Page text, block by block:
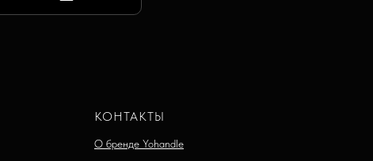
КОНТАКТЫ
О бренде Yohandle